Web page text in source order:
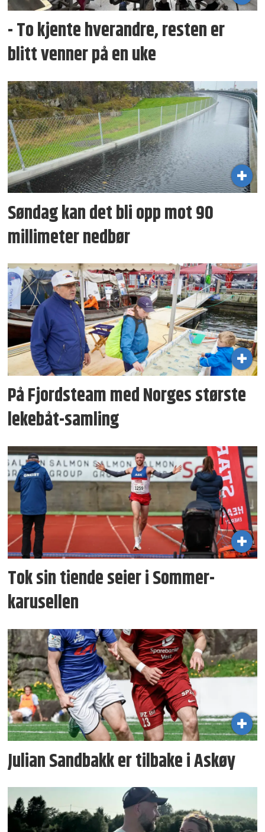
- To kjente hverandre, resten er
blitt venner på en uke
Søndag kan det bli opp mot 90
millimeter nedbør
På Fjordsteam med Norges største
lekebåt-samling
Tok sin tiende seier i Sommer­
karusellen
Julian Sandbakk er tilbake i Askøy